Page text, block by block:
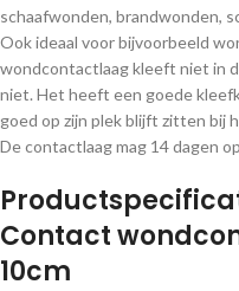
schaafwonden, brandwonden,
Ook ideaal voor bijvoorbeeld
wondcontactlaag kleeft niet in
niet. Het heeft een goede
goed op zijn plek blijft zitten bij
De contactlaag mag 14 dagen
Contact
10cm